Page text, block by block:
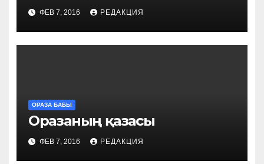
ФЕВ 7, 2016 РЕДАКЦИЯ
ОРАЗА БАБЫ
Оразаның қазасы
ФЕВ 7, 2016 РЕДАКЦИЯ